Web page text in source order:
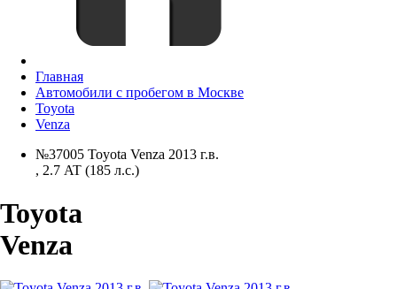
Главная
Автомобили с пробегом в Москве
Toyota
Venza
№37005 Toyota Venza 2013 г.в.
, 2.7 AT (185 л.с.)
Toyota
Venza